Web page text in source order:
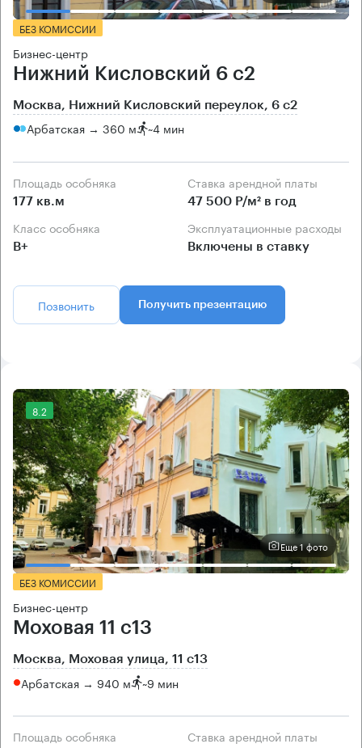
БЕЗ КОМИССИИ
Бизнес-центр
Нижний Кисловский 6 с2
Москва, Нижний Кисловский переулок, 6 с2
Арбатская → 360 м ~4 мин
Площадь особняка
177 кв.м
Ставка арендной платы
47 500 Р/м² в год
Класс особняка
B+
Эксплуатационные расходы
Включены в ставку
Позвонить Получить презентацию
8.2
Еще 1 фото
БЕЗ КОМИССИИ
Бизнес-центр
Моховая 11 с13
Москва, Моховая улица, 11 с13
Арбатская → 940 м ~9 мин
Площадь особняка Ставка арендной платы